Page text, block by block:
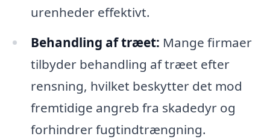
urenheder effektivt.
Behandling af træet: Mange firmaer
tilbyder behandling af træet efter
rensning, hvilket beskytter det mod
fremtidige angreb fra skadedyr og
forhindrer fugtindtrængning.